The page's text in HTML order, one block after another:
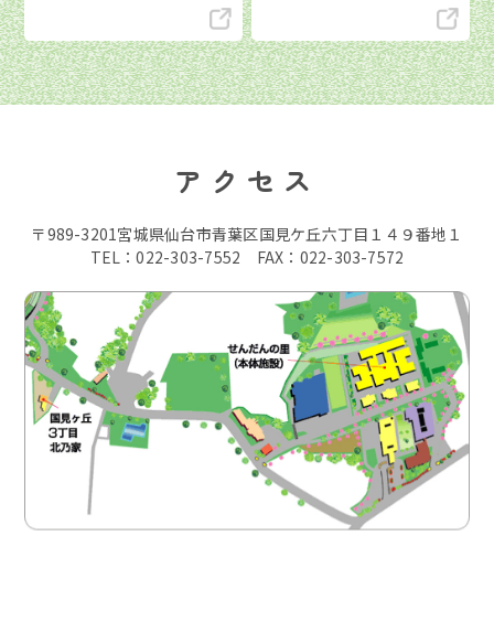
アクセス
〒989-3201宮城県仙台市青葉区国見ケ丘六丁目１４９番地１
TEL：022-303-7552 FAX：022-303-7572